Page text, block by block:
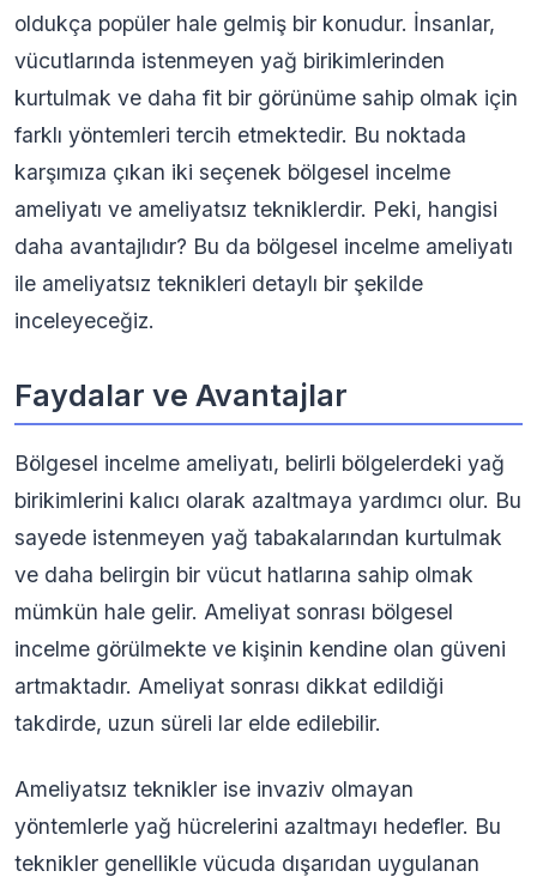
oldukça popüler hale gelmiş bir konudur. İnsanlar,
vücutlarında istenmeyen yağ birikimlerinden
kurtulmak ve daha fit bir görünüme sahip olmak için
farklı yöntemleri tercih etmektedir. Bu noktada
karşımıza çıkan iki seçenek bölgesel incelme
ameliyatı ve ameliyatsız tekniklerdir. Peki, hangisi
daha avantajlıdır? Bu da bölgesel incelme ameliyatı
ile ameliyatsız teknikleri detaylı bir şekilde
inceleyeceğiz.
Faydalar ve Avantajlar
Bölgesel incelme ameliyatı, belirli bölgelerdeki yağ
birikimlerini kalıcı olarak azaltmaya yardımcı olur. Bu
sayede istenmeyen yağ tabakalarından kurtulmak
ve daha belirgin bir vücut hatlarına sahip olmak
mümkün hale gelir. Ameliyat sonrası bölgesel
incelme görülmekte ve kişinin kendine olan güveni
artmaktadır. Ameliyat sonrası dikkat edildiği
takdirde, uzun süreli lar elde edilebilir.
Ameliyatsız teknikler ise invaziv olmayan
yöntemlerle yağ hücrelerini azaltmayı hedefler. Bu
teknikler genellikle vücuda dışarıdan uygulanan